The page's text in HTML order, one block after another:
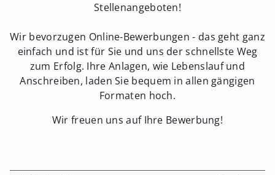
Stellenangeboten!
Wir bevorzugen Online-Bewerbungen - das geht ganz
einfach und ist für Sie und uns der schnellste Weg
zum Erfolg. Ihre Anlagen, wie Lebenslauf und
Anschreiben, laden Sie bequem in allen gängigen
Formaten hoch.
Wir freuen uns auf Ihre Bewerbung!